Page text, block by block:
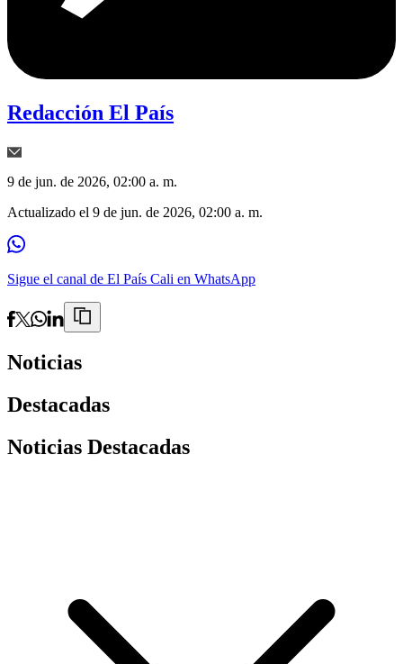
Redacción El País
9 de jun. de 2026, 02:00 a. m.
Actualizado el 9 de jun. de 2026, 02:00 a. m.
Sigue el canal de El País Cali en WhatsApp
Noticias
Destacadas
Noticias Destacadas